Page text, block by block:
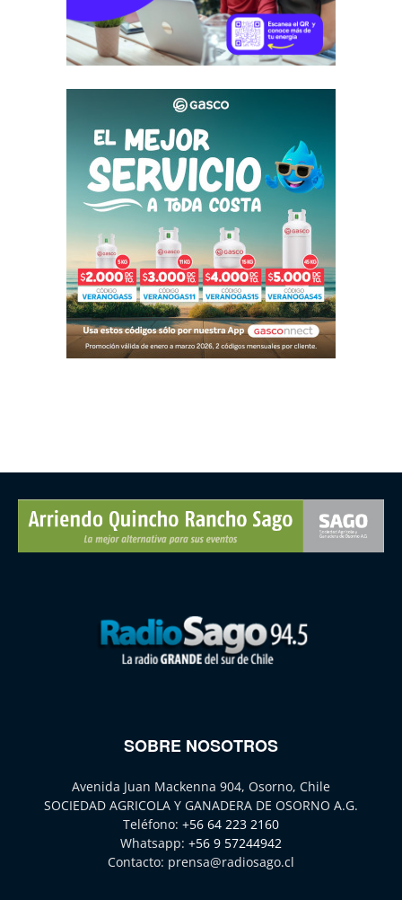
SOBRE NOSOTROS
Avenida Juan Mackenna 904, Osorno, Chile
SOCIEDAD AGRICOLA Y GANADERA DE OSORNO A.G.
Teléfono: +56 64 223 2160
Whatsapp: +56 9 57244942
Contacto: prensa@radiosago.cl